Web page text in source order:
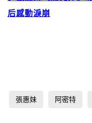
后感動淚崩
張惠妹 阿密特